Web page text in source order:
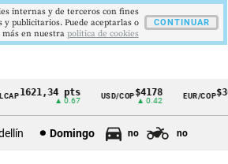
1621,34 pts
▲ 0.67
USD/COP$4178
▲ 0.42
EUR/COP
Domingo no no
internas y de terceros con fines
y publicitarios. Puede aceptarlas o
en nuestra politica de cookies
CONTINUAR